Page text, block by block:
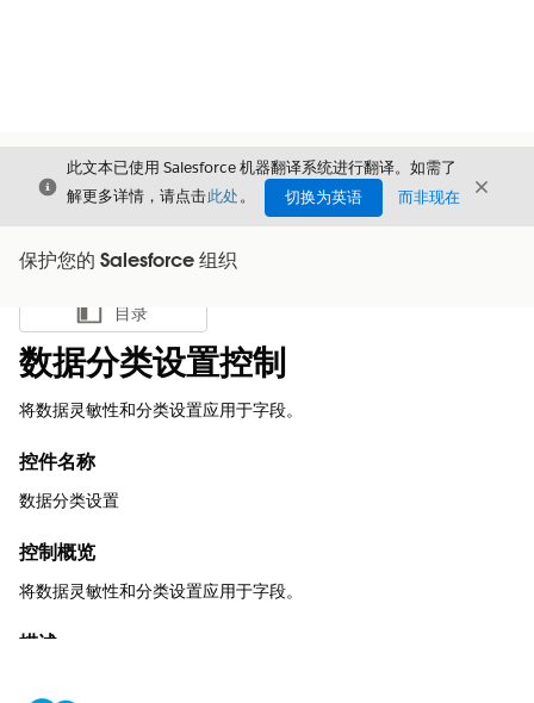
关闭
此文本已使用 Salesforce 机器翻译系统进行翻译。如需了
解更多详情，请点击此处。 切换为英语 而非现在 关闭
保护您的 Salesforce 组织
显示目录
目录
数据分类设置控制
将数据灵敏性和分类设置应用于字段。
控件名称
数据分类设置
控制概览
将数据灵敏性和分类设置应用于字段。
描述